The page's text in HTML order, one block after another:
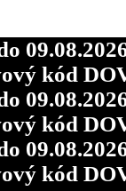
kód
kód
kód
kód
kód
kód